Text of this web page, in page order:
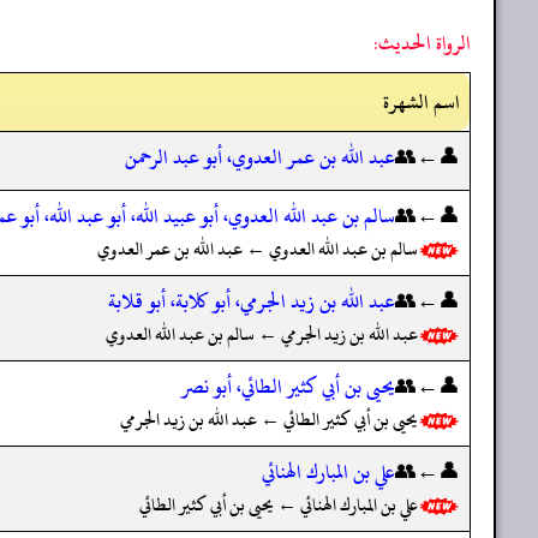
الرواة الحديث:
اسم الشهرة
👤←👥عبد الله بن عمر العدوي، أبو عبد الرحمن
👤←👥سالم بن عبد الله العدوي، أبو عبيد الله، أبو عبد الله، أبو
سالم بن عبد الله العدوي ← عبد الله بن عمر العدوي
👤←👥عبد الله بن زيد الجرمي، أبو كلابة، أبو قلابة
عبد الله بن زيد الجرمي ← سالم بن عبد الله العدوي
👤←👥يحيى بن أبي كثير الطائي، أبو نصر
يحيى بن أبي كثير الطائي ← عبد الله بن زيد الجرمي
👤←👥علي بن المبارك الهنائي
علي بن المبارك الهنائي ← يحيى بن أبي كثير الطائي